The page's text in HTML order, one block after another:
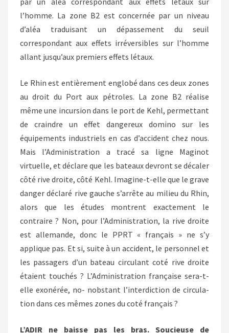
l’homme. La zone B2 est concernée par un niveau
d’aléa traduisant un dépassement du seuil
correspondant aux effets irréversibles sur l’homme
allant jusqu’aux premiers effets létaux.
Le Rhin est entièrement englobé dans ces deux zones
au droit du Port aux pétroles. La zone B2 réalise
même une incursion dans le port de Kehl, permettant
de craindre un effet dangereux domino sur les
équipements industriels en cas d’accident chez nous.
Mais l’Administration a tracé sa ligne Maginot
virtuelle, et déclare que les bateaux devront se décaler
côté rive droite, côté Kehl. Imagine-t-elle que le grave
danger déclaré rive gauche s’arrête au milieu du Rhin,
alors que les études montrent exactement le
contraire ? Non, pour l’Administration, la rive droite
est allemande, donc le PPRT « français » ne s’y
applique pas. Et si, suite à un accident, le personnel et
les passagers d’un bateau circulant coté rive droite
étaient touchés ? L’Administration française sera-t-
elle exonérée, no- nobstant l’interdiction de circula-
tion dans ces mêmes zones du coté français ?
L’ADIR ne baisse pas les bras. Soucieuse de